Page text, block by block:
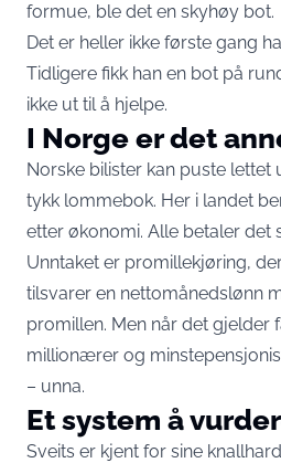
formue, ble det en skyhøy bot.
Det er heller ikke første gang
Tidligere fikk han en bot på
ikke ut til å hjelpe.
I Norge er det
Norske bilister kan puste lettet
tykk lommebok. Her i landet
etter økonomi. Alle betaler det
Unntaket er promillekjøring,
tilsvarer en nettomånedslønn
promillen. Men når det gjelder
millionærer og
– unna.
Et system å
Sveits er kjent for sine